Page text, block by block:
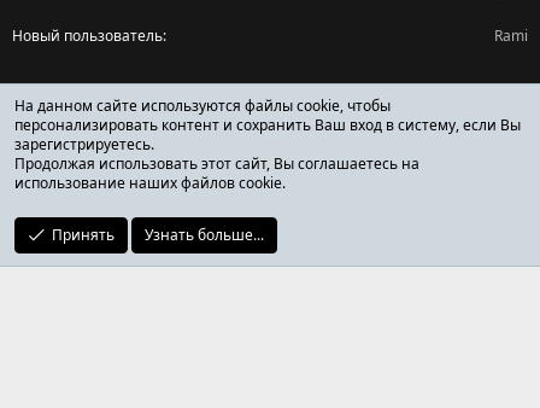
Новый пользователь Rami
Поделиться страницей
Facebook
X (Twitter)
Reddit
ОТЗЫВЫ ОНЛАЙН ФОРУМ
На данном сайте используются файлы cookie, чтобы
персонализировать контент и сохранить Ваш вход в систему, если Вы
зарегистрируетесь.
Продолжая использовать этот сайт, Вы соглашаетесь на
использование наших файлов cookie.
Принять Узнать больше...